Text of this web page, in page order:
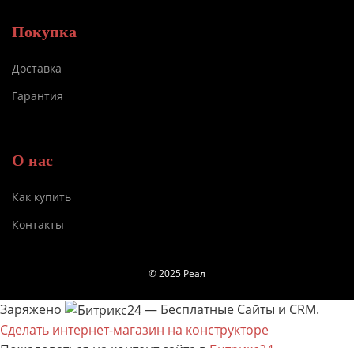
Покупка
Доставка
Гарантия
О нас
Как купить
Контакты
© 2025 Реал
Заряжено
— Бесплатные Сайты и CRM.
Сделать интернет-магазин на конструкторе